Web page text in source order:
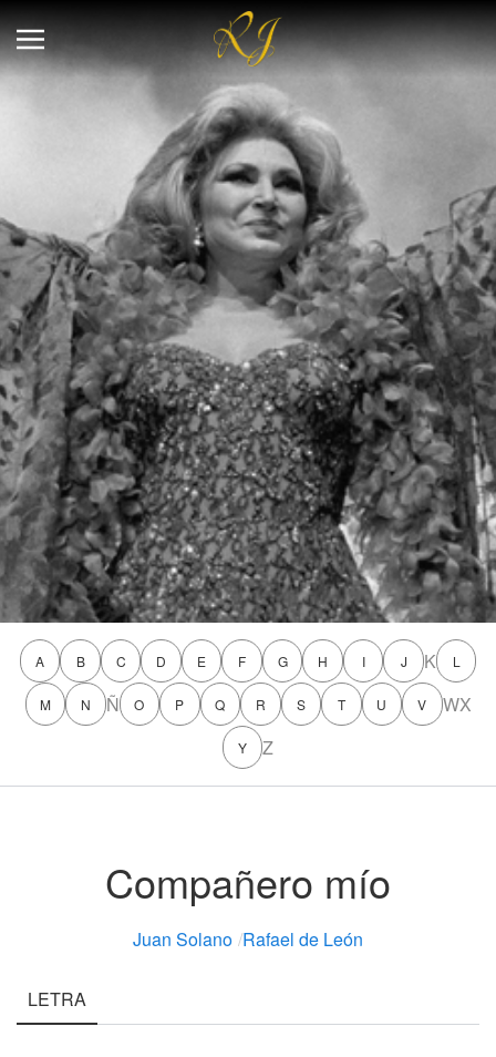
A B C D E F G H I J K L
M N Ñ O P Q R S T U V WX
Y Z
Compañero mío
Juan Solano /Rafael de León
LETRA